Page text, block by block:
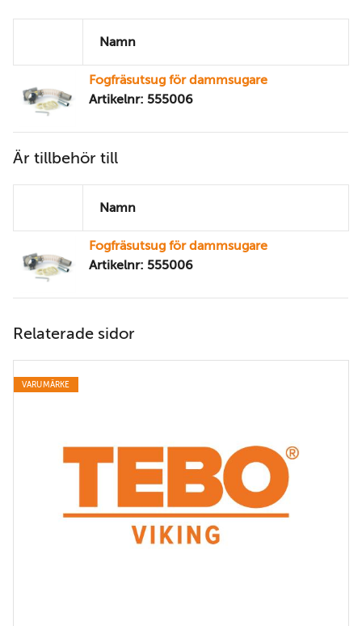
Namn
Fogfräsutsug för dammsugare
Artikelnr: 555006
Är tillbehör till
Namn
Fogfräsutsug för dammsugare
Artikelnr: 555006
Relaterade sidor
VARUMÄRKE